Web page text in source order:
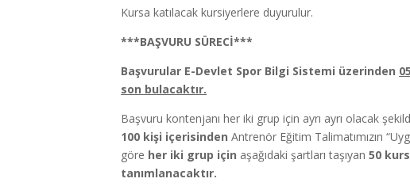
Kursa katılacak kursiyerlere duyurulur.
***BAŞVURU SÜRECİ***
Başvurular E-Devlet Spor Bilgi Sistemi üzerinden
son bulacaktır.
Başvuru kontenjanı her iki grup için ayrı ayrı olacak
100 kişi içerisindenAntrenör Eğitim Talimatımızın
göre her iki grup için aşağıdaki şartları taşıyan50
tanımlanacaktır.